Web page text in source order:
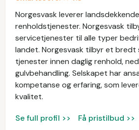
Norgesvask leverer landsdekkende
renholdstjenester. Norgesvask
servicetjenester til alle typer
landet. Norgesvask tilbyr et bredt
tjenester innen daglig renhold,
gulvbehandling. Selskapet har
kompetanse og erfaring, som
kvalitet.
Se full profil >> Få pristilbud >>